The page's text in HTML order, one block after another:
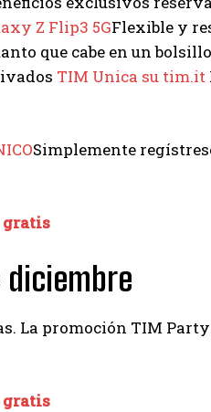
Z Flip3 5GFlexible y
que cabe en un
TIM Unica su tim.it
Simplemente
gratis
diciembre
La promoción TIM
gratis